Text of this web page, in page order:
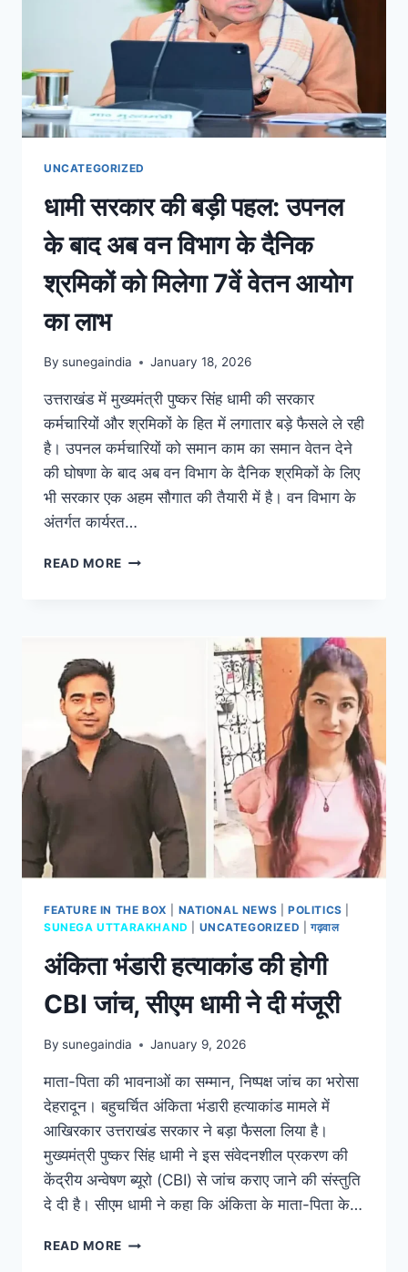
UNCATEGORIZED
धामी सरकार की बड़ी पहल: उपनल
के बाद अब वन विभाग के दैनिक
श्रमिकों को मिलेगा 7वें वेतन आयोग
का लाभ
By sunegaindia January 18, 2026
उत्तराखंड में मुख्यमंत्री पुष्कर सिंह धामी की सरकार
कर्मचारियों और श्रमिकों के हित में लगातार बड़े फैसले ले रही
है। उपनल कर्मचारियों को समान काम का समान वेतन देने
की घोषणा के बाद अब वन विभाग के दैनिक श्रमिकों के लिए
भी सरकार एक अहम सौगात की तैयारी में है। वन विभाग के
अंतर्गत कार्यरत…
READ MORE
FEATURE IN THE BOX NATIONAL NEWS |POLITICS
SUNEGA UTTARAKHAND
UNCATEGORIZED |गढ़वाल
अंकिता भंडारी हत्याकांड की होगी
CBI जांच, सीएम धामी ने दी मंजूरी
By sunegaindia January 9, 2026
माता-पिता की भावनाओं का सम्मान, निष्पक्ष जांच का भरोसा
देहरादून। बहुचर्चित अंकिता भंडारी हत्याकांड मामले में
आखिरकार उत्तराखंड सरकार ने बड़ा फैसला लिया है।
मुख्यमंत्री पुष्कर सिंह धामी ने इस संवेदनशील प्रकरण की
केंद्रीय अन्वेषण ब्यूरो (CBI) से जांच कराए जाने की संस्तुति
दे दी है। सीएम धामी ने कहा कि अंकिता के माता-पिता के…
READ MORE